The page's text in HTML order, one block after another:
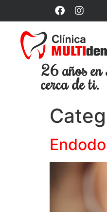
26 años
cerca de ti.